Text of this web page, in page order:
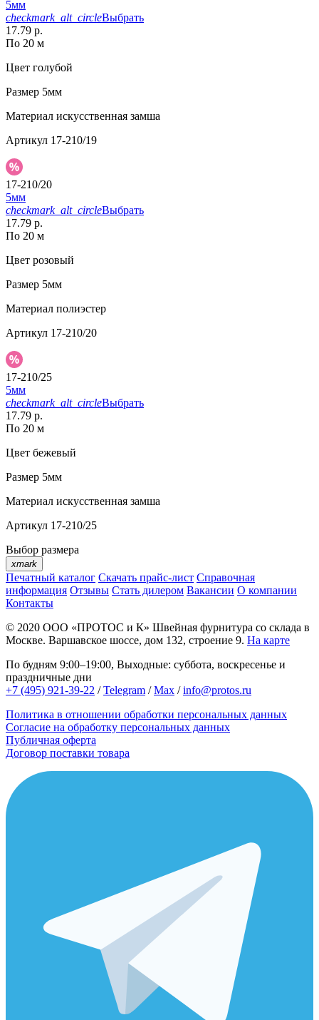
5мм
checkmark_alt_circleВыбрать
17.79 р.
По 20 м
Цвет голубой
Размер 5мм
Материал искусственная замша
Артикул 17-210/19
17-210/20
5мм
checkmark_alt_circleВыбрать
17.79 р.
По 20 м
Цвет розовый
Размер 5мм
Материал полиэстер
Артикул 17-210/20
17-210/25
5мм
checkmark_alt_circleВыбрать
17.79 р.
По 20 м
Цвет бежевый
Размер 5мм
Материал искусственная замша
Артикул 17-210/25
Выбор размера
xmark
Печатный каталог Скачать прайс-лист Справочная
информация Отзывы Стать дилером Вакансии О компании
Контакты
© 2020 ООО «ПРОТОС и К» Швейная фурнитура со склада в
Москве. Варшавское шоссе, дом 132, строение 9. На карте
По будням 9:00–19:00, Выходные: суббота, воскресенье и
праздничные дни
+7 (495) 921-39-22 /Telegram /Max /info@protos.ru
Политика в отношении обработки персональных данных
Согласие на обработку персональных данных
Публичная оферта
Договор поставки товара